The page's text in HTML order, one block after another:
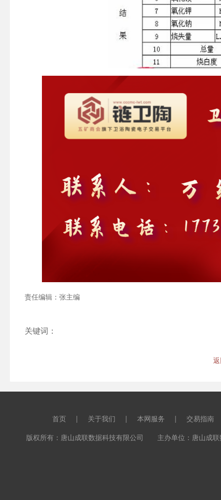
责任编辑：张主编
关键词：
首页 | 关于我们 | 本网服务 |
交易指南
版权所有：唐山成联数据科技有限公司 主办单位：唐山成